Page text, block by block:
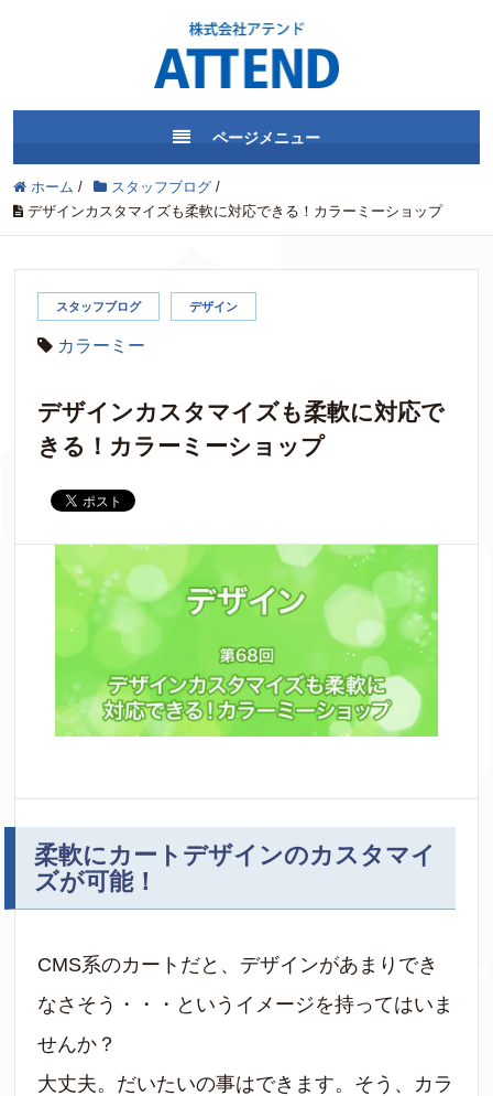
ページメニュー
ホーム / スタッフブログ /
デザインカスタマイズも柔軟に対応できる！カラーミーショップ
スタッフブログ デザイン
カラーミー
デザインカスタマイズも柔軟に対応で
きる！カラーミーショップ
柔軟にカートデザインのカスタマイ
ズが可能！
CMS系のカートだと、デザインがあまりでき
なさそう・・・というイメージを持ってはいま
せんか？
大丈夫。だいたいの事はできます。そう、カラ